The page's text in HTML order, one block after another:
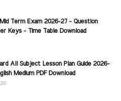
Mid Term Exam 2026-27 - Question
Keys - Time Table Download
All Subject Lesson Plan Guide 2026-
Medium PDF Download